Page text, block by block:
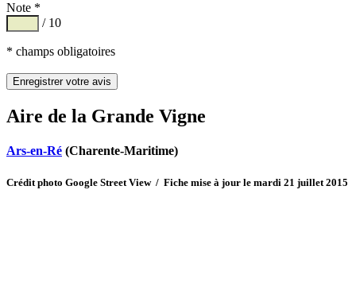
Note *
/ 10
* champs obligatoires
Aire de la Grande Vigne
Ars-en-Ré (Charente-Maritime)
Crédit photo Google Street View / Fiche mise à jour le mardi 21 juillet 2015